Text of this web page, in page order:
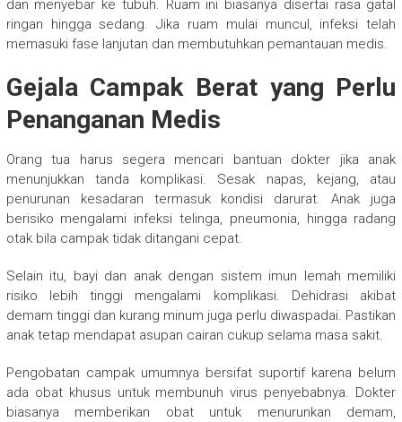
dan menyebar ke tubuh. Ruam ini biasanya disertai rasa gatal
ringan hingga sedang. Jika ruam mulai muncul, infeksi telah
memasuki fase lanjutan dan membutuhkan pemantauan medis.
Gejala Campak Berat yang Perlu
Penanganan Medis
Orang tua harus segera mencari bantuan dokter jika anak
menunjukkan tanda komplikasi. Sesak napas, kejang, atau
penurunan kesadaran termasuk kondisi darurat. Anak juga
berisiko mengalami infeksi telinga, pneumonia, hingga radang
otak bila campak tidak ditangani cepat.
Selain itu, bayi dan anak dengan sistem imun lemah memiliki
risiko lebih tinggi mengalami komplikasi. Dehidrasi akibat
demam tinggi dan kurang minum juga perlu diwaspadai. Pastikan
anak tetap mendapat asupan cairan cukup selama masa sakit.
Pengobatan campak umumnya bersifat suportif karena belum
ada obat khusus untuk membunuh virus penyebabnya. Dokter
biasanya memberikan obat untuk menurunkan demam,